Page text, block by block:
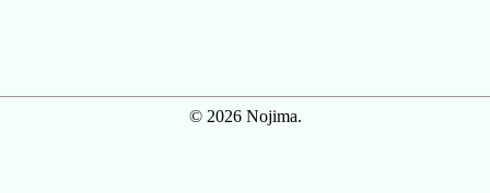
© 2026 Nojima.